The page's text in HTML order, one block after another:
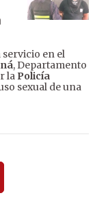
en el
, Departamento
la Policía
sexual de una